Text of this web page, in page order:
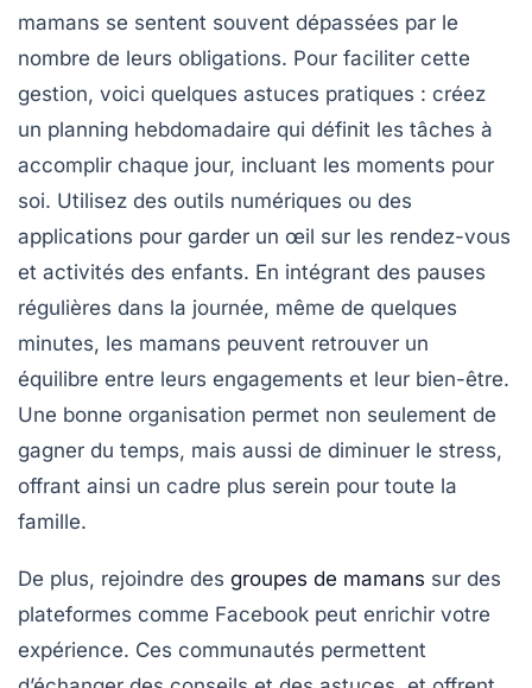
mamans se sentent souvent dépassées par le
nombre de leurs obligations. Pour faciliter cette
gestion, voici quelques astuces pratiques : créez
un planning hebdomadaire qui définit les tâches à
accomplir chaque jour, incluant les moments pour
soi. Utilisez des outils numériques ou des
applications pour garder un œil sur les rendez-vous
et activités des enfants. En intégrant des pauses
régulières dans la journée, même de quelques
minutes, les mamans peuvent retrouver un
équilibre entre leurs engagements et leur bien-être.
Une bonne organisation permet non seulement de
gagner du temps, mais aussi de diminuer le stress,
offrant ainsi un cadre plus serein pour toute la
famille.
De plus, rejoindre des groupes de mamans sur des
plateformes comme Facebook peut enrichir votre
expérience. Ces communautés permettent